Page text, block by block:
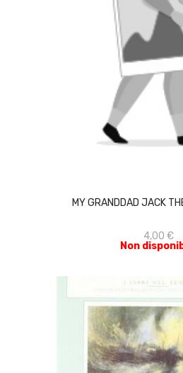
MY GRANDDAD JACK
4,00 €
Non